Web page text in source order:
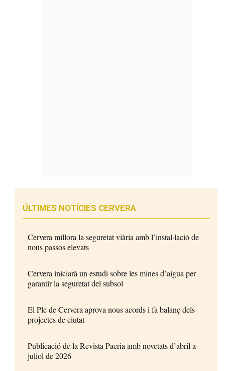
ÚLTIMES NOTÍCIES CERVERA
Cervera millora la seguretat viària amb l’instal·lació de
nous passos elevats
Cervera iniciarà un estudi sobre les mines d’aigua per
garantir la seguretat del subsol
El Ple de Cervera aprova nous acords i fa balanç dels
projectes de ciutat
Publicació de la Revista Paeria amb novetats d’abril a
juliol de 2026